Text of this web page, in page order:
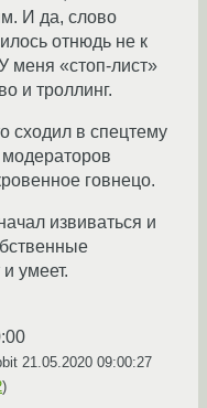
И да, слово
отнюдь не к
меня «стоп-лист»
и троллинг.
сходил в спецтему
говнецо.
извиваться и
умеет.
21.05.2020 09:00:27
)